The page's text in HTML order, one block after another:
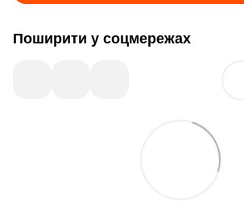
Поширити у соцмережах